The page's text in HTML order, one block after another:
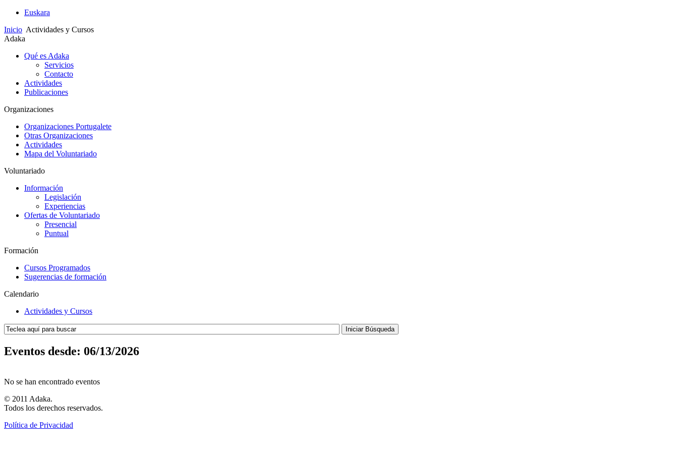
Euskara
Inicio Actividades y Cursos
Adaka
Qué es Adaka
Servicios
Contacto
Actividades
Publicaciones
Organizaciones
Organizaciones Portugalete
Otras Organizaciones
Actividades
Mapa del Voluntariado
Voluntariado
Información
Legislación
Experiencias
Ofertas de Voluntariado
Presencial
Puntual
Formación
Cursos Programados
Sugerencias de formación
Calendario
Actividades y Cursos
Eventos desde: 06/13/2026
No se han encontrado eventos
© 2011 Adaka.
Todos los derechos reservados.
Política de Privacidad